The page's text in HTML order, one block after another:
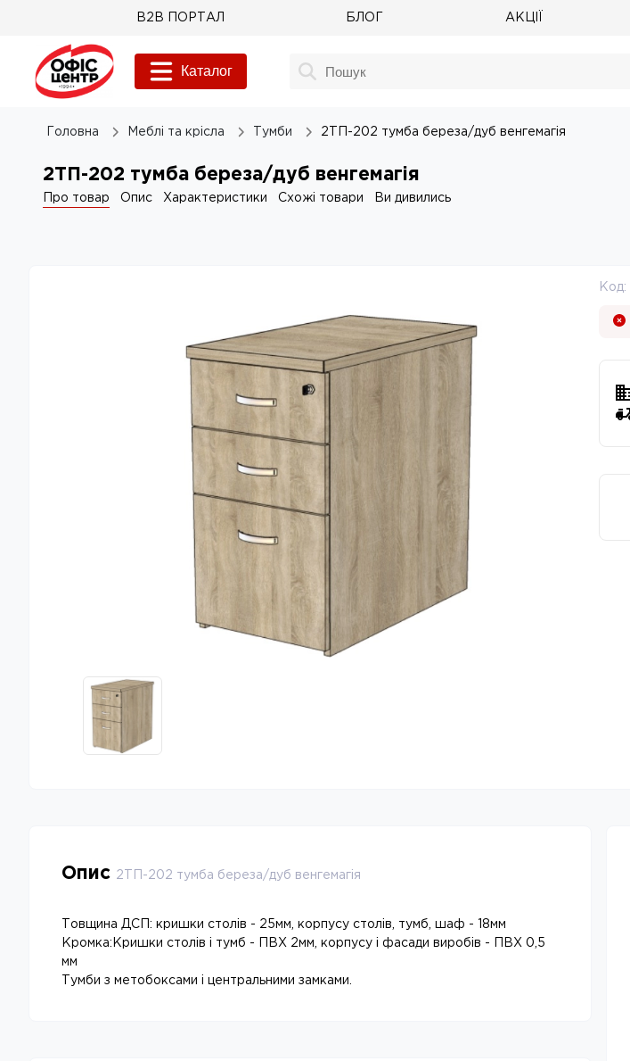
B2B ПОРТАЛ БЛОГ АКЦІЇ
Каталог
Головна Меблi та крicла Тумби 2ТП-202 тумба береза/дуб венгемагія
2ТП-202 тумба береза/дуб венгемагія
Про товар Опис Характеристики Схожі товари Ви дивились
Код:
Опис 2ТП-202 тумба береза/дуб венгемагія
Товщина ДСП: кришки столів - 25мм, корпусу столів, тумб, шаф - 18мм
Кромка:Кришки столів і тумб - ПВХ 2мм, корпусу і фасади виробів - ПВХ 0,5
мм
Тумби з метобоксами і центральними замками.